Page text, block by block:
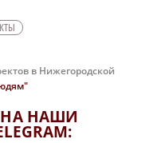
в Нижегородской
НАШИ